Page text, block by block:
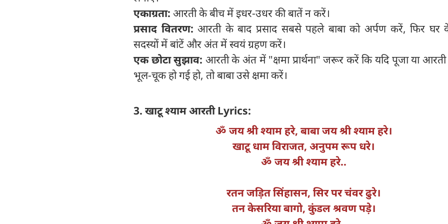
एकाग्रता: आरती के बीच में इधर-उधर की बातें न करें।
प्रसाद वितरण: आरती के बाद प्रसाद सबसे पहले बाबा को अर्पण करें, फिर घर
सदस्यों में बांटें और अंत में स्वयं ग्रहण करें।
एक छोटा सुझाव: आरती के अंत में "क्षमा प्रार्थना" जरूर करें कि यदि पूजा या
भूल-चूक हो गई हो, तो बाबा उसे क्षमा करें।
3. खाटू श्याम आरती Lyrics:
ॐ जय श्री श्याम हरे, बाबा जय श्री श्याम हरे।
खाटू धाम विराजत, अनुपम रूप धरे।
ॐ जय श्री श्याम हरे..
रतन जड़ित सिंहासन, सिर पर चंवर ढुरे।
तन केसरिया बागो, कुंडल श्रवण पड़े।